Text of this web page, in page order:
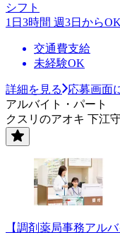
シフト
1日3時間 週3日からOK
交通費支給
未経験OK
詳細を見る
応募画面
アルバイト・パート
クスリのアオキ 下江
【調剤薬局事務アル